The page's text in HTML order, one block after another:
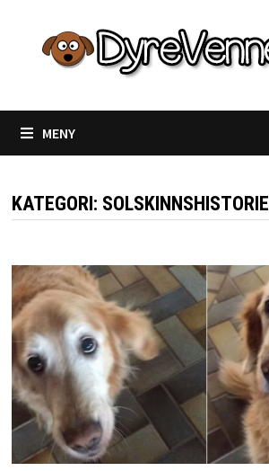
innhold
MENY
KATEGORI: SOLSKINNSHISTORIE